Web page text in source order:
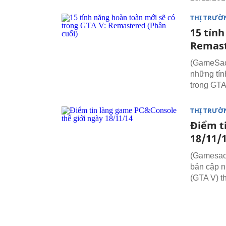
THỊ
15
những
trong
THỊ
Điểm
18/11/
bản cập
(GTA V)